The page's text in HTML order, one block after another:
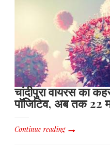
चांदीपुरा वायरस का
पॉजिटिव, अब तक 22
Continue reading